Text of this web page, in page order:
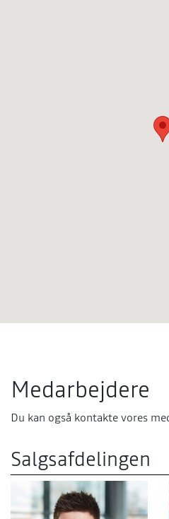
Medarbejdere
Du kan også kontakte vores
Salgsafdelingen